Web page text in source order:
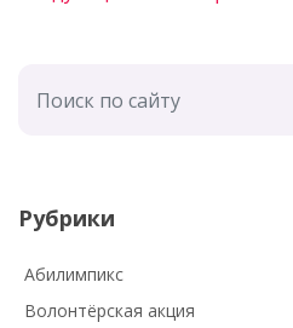
Рубрики
Абилимпикс
Волонтёрская акция